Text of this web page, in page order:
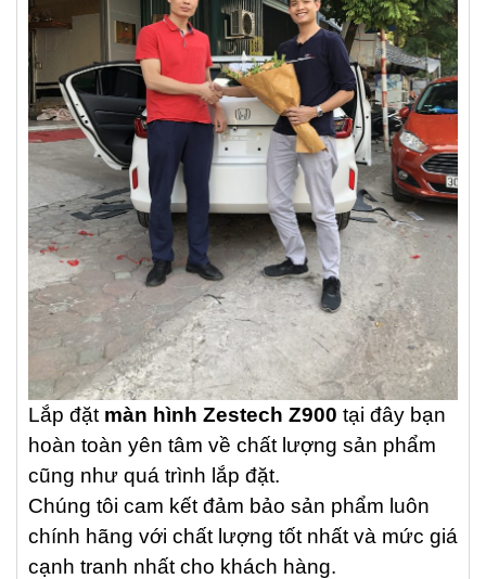
Lắp đặt màn hình Zestech Z900 tại đây bạn
hoàn toàn yên tâm về chất lượng sản phẩm
cũng như quá trình lắp đặt.
Chúng tôi cam kết đảm bảo sản phẩm luôn
chính hãng với chất lượng tốt nhất và mức giá
cạnh tranh nhất cho khách hàng.